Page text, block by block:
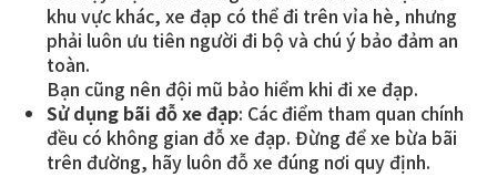
khu vực khác, xe đạp có thể đi trên vỉa hè, nhưng
phải luôn ưu tiên người đi bộ và chú ý bảo đảm an
toàn.
Bạn cũng nên đội mũ bảo hiểm khi đi xe đạp.
Sử dụng bãi đỗ xe đạp: Các điểm tham quan chính
đều có không gian đỗ xe đạp. Đừng để xe bừa bãi
trên đường, hãy luôn đỗ xe đúng nơi quy định.